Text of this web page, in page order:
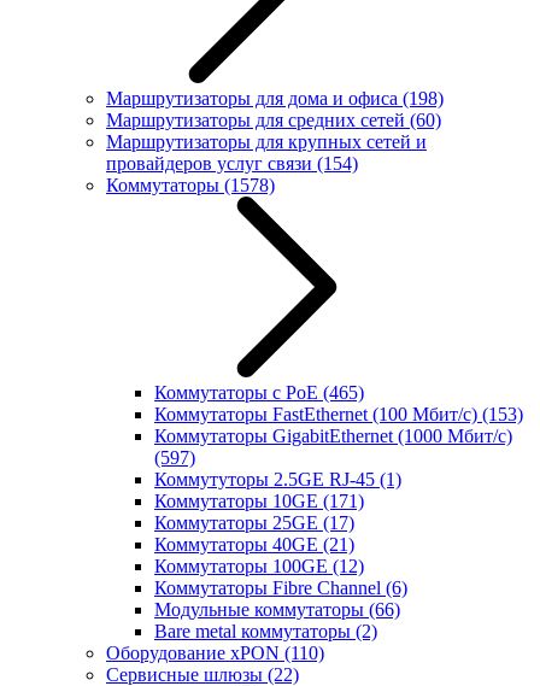
Маршрутизаторы для дома и офиса (198)
Маршрутизаторы для средних сетей (60)
Маршрутизаторы для крупных сетей и
провайдеров услуг связи (154)
Коммутаторы (1578)
Коммутаторы с PoE (465)
Коммутаторы FastEthernet (100 Мбит/с) (153)
Коммутаторы GigabitEthernet (1000 Мбит/с)
(597)
Коммутуторы 2.5GE RJ-45 (1)
Коммутаторы 10GE (171)
Коммутаторы 25GE (17)
Коммутаторы 40GE (21)
Коммутаторы 100GE (12)
Коммутаторы Fibre Channel (6)
Модульные коммутаторы (66)
Bare metal коммутаторы (2)
Оборудование xPON (110)
Сервисные шлюзы (22)